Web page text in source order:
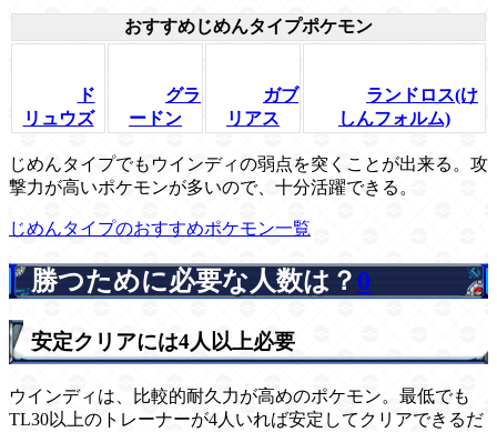
おすすめじめんタイプポケモン
ド
リュウズ
グラ
ードン
ガブ
リアス
ランドロス(け
しんフォルム)
じめんタイプでもウインディの弱点を突くことが出来る。攻
撃力が高いポケモンが多いので、十分活躍できる。
じめんタイプのおすすめポケモン一覧
勝つために必要な人数は？ 0
安定クリアには4人以上必要
ウインディは、比較的耐久力が高めのポケモン。最低でも
TL30以上のトレーナーが4人いれば安定してクリアできるだ